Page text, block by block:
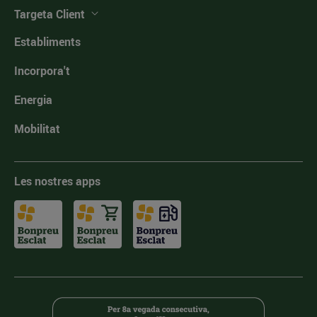
Targeta Client
Establiments
Incorpora't
Energia
Mobilitat
Les nostres apps